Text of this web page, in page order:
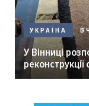
УКРАЇНА
У Вінниці
мер Вінниці.